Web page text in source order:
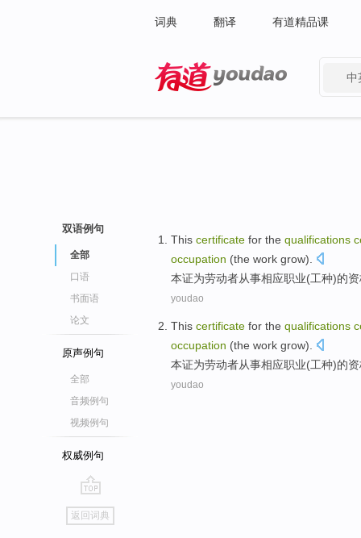
词典 翻译 有道精品课
中
双语例句
全部
口语
书面语
论文
原声例句
全部
音频例句
视频例句
权威例句
go
top
返回词典
This certificate for the qualifications
occupation (the work grow).
本证为劳动者从事相应职业(工种)的
youdao
This certificate for the qualifications
occupation (the work grow).
本证为劳动者从事相应职业(工种)的
youdao